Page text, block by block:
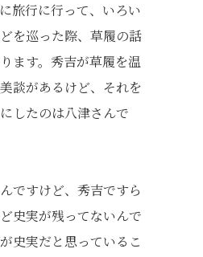
旅行に行って、いろい
を巡った際、草履の話
ます。秀吉が草履を温
談があるけど、それを
したのは八津さんで
ですけど、秀吉ですら
史実が残ってないんで
史実だと思っているこ